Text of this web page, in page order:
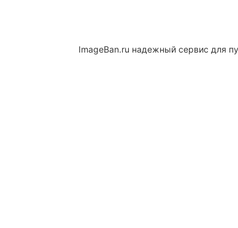
ImageBan.ru надежный сервис для